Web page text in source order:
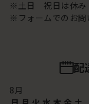
※土日 祝日は休み
※フォームでのお問
配
8月